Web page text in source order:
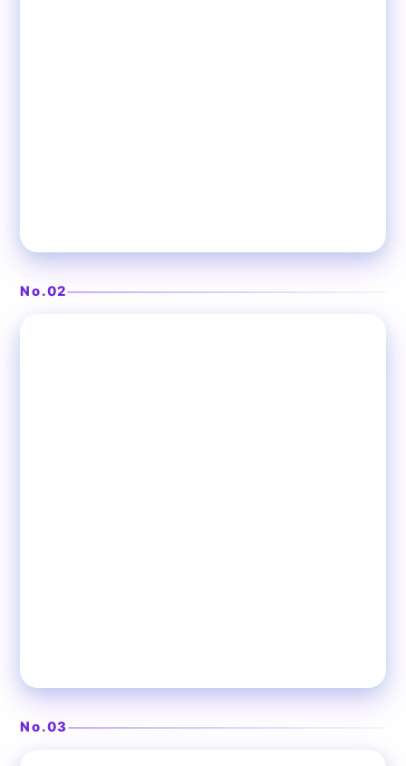
No.02
鮮度抜群の生ビールと料理
フラムドール
No.03
厳選ハラミと牛たんの大トロ
焼肉 牛壱心 浅草EKIMISE店